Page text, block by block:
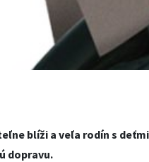
blíži a veľa rodín s
dopravu.